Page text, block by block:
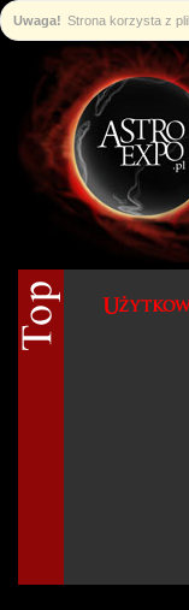
Uwaga! Strona korzysta z